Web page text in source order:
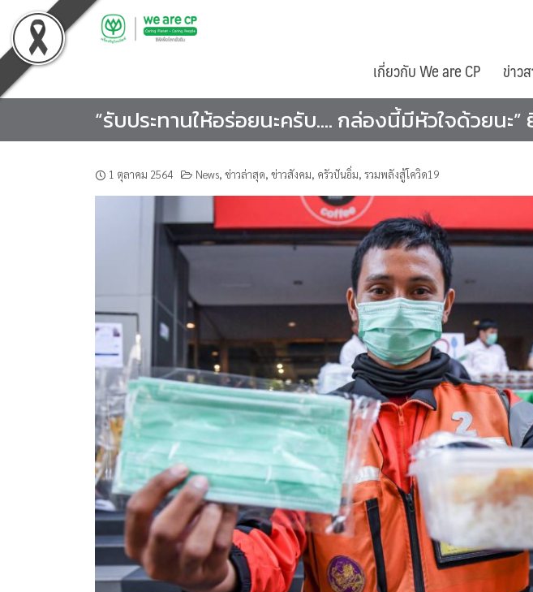
to
content
เกี่ยวกับ We are CP ข่าว
“รับประทานให้อร่อยนะครับ…. กล่องนี้มีหัวใจด้วยนะ
1 ตุลาคม 2564 News, ข่าวล่าสุด, ข่าวสังคม, ครัวปันอิ่ม, รวมพลังสู้โควิด19